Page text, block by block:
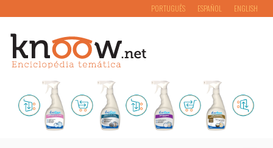
PORTUGUÊS ESPAÑOL ENGLISH